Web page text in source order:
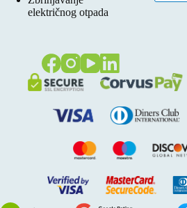
električnog otpada